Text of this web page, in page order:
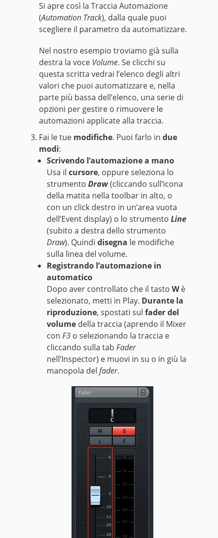
Si apre così la Traccia Automazione
(Automation Track), dalla quale puoi
scegliere il parametro da automatizzare.
Nel nostro esempio troviamo già sulla
destra la voce Volume. Se clicchi su
questa scritta vedrai l’elenco degli altri
valori che puoi automatizzare e, nella
parte più bassa dell’elenco, una serie di
opzioni per gestire o rimuovere le
automazioni applicate alla traccia.
Fai le tue modifiche. Puoi farlo in due
modi:
Scrivendo l’automazione a mano
Usa il cursore, oppure seleziona lo
strumento Draw(cliccando sull’icona
della matita nella toolbar in alto, o
con un click destro in un’area vuota
dell’Event display) o lo strumento Line
(subito a destra dello strumento
Draw). Quindi disegna le modifiche
sulla linea del volume.
Registrando l’automazione in
automatico
Dopo aver controllato che il tasto Wè
selezionato, metti in Play. Durante la
riproduzione, spostati sul fader del
volume della traccia (aprendo il Mixer
con F3 o selezionando la traccia e
cliccando sulla tab Fader
nell’Inspector) e muovi in su o in giù la
manopola del fader.